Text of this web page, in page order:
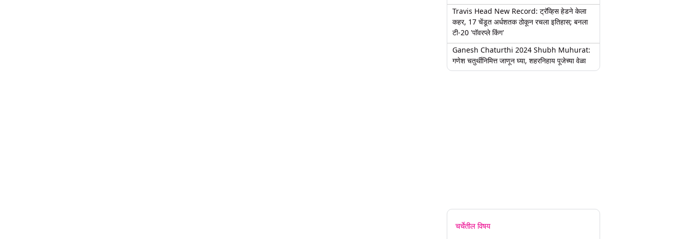
Travis Head New Record: ट्रॅव्हिस हेडने केला
कहर, 17 चेंडूत अर्धशतक ठोकून रचला इतिहास; बनला
टी-20 'पॉवरप्ले किंग'
Ganesh Chaturthi 2024 Shubh Muhurat:
गणेश चतुर्थीनिमित्त जाणून घ्या, शहरनिहाय पूजेच्या वेळा
चर्चेतील विषय